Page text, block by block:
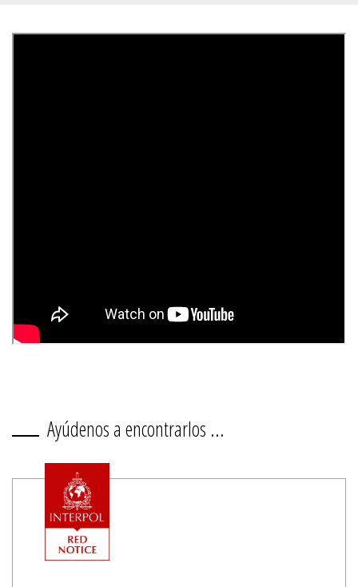
Ayúdenos a encontrarlos ...